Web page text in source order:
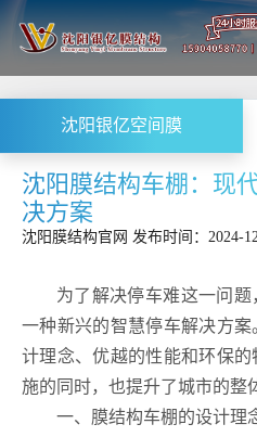
沈阳银亿空间膜
沈阳膜结构车棚：现
决方案
沈阳膜结构官网 发布时间：2024-
为了解决停车难这一问题
一种新兴的智慧停车解决方
计理念、优越的性能和环保
施的同时，也提升了城市的整
一、膜结构车棚的设计理